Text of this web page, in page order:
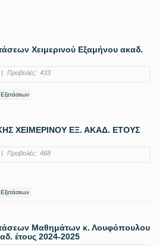
Χειμερινού Εξαμήνου ακαδ.
Προβολές: 433
ΧΕΙΜΕΡΙΝΟΥ ΕΞ. ΑΚΑΔ. ΕΤΟΥΣ
Προβολές: 468
Μαθημάτων κ. Λουφόπουλου
έτους 2024-2025